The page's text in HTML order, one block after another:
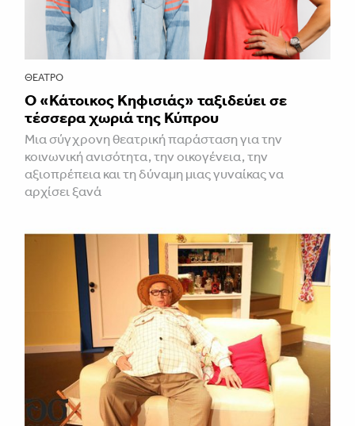
ΘΈΑΤΡΟ
Ο «Κάτοικος Κηφισιάς» ταξιδεύει σε
τέσσερα χωριά της Κύπρου
Μια σύγχρονη θεατρική παράσταση για την
κοινωνική ανισότητα, την οικογένεια, την
αξιοπρέπεια και τη δύναμη μιας γυναίκας να
αρχίσει ξανά